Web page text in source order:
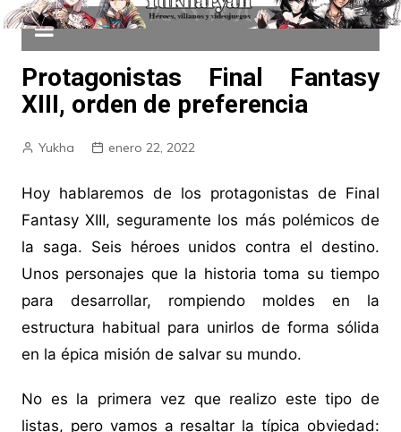
Protagonistas Final Fantasy
XIII, orden de preferencia
Yukha enero 22, 2022
Hoy hablaremos de los protagonistas de Final
Fantasy XIII, seguramente los más polémicos de
la saga. Seis héroes unidos contra el destino.
Unos personajes que la historia toma su tiempo
para desarrollar, rompiendo moldes en la
estructura habitual para unirlos de forma sólida
en la épica misión de salvar su mundo.
No es la primera vez que realizo este tipo de
listas, pero vamos a resaltar la típica obviedad: